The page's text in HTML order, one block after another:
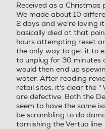
Macina caffè incorporato
Intensità caffè regolabile
Erogatore caffè regolabile
altezza/profondità
stelle.
Received as a
We made about 10
2 days and we're loving
basically died at that
hours attempting reset
the only way to get it to
to unplug for 30 minutes
would then end up
water. After reading
retail sites, it's clear the "
are defective. Both the
seem to have the same
be scrambling to do
tarnishing the Vertuo line.